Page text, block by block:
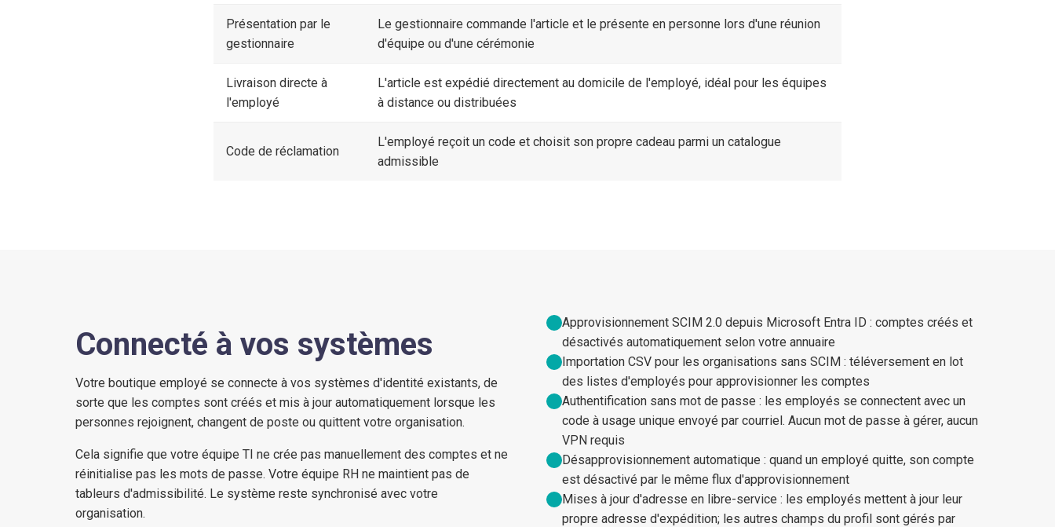
Présentation par le
gestionnaire
Le gestionnaire commande l'article et le présente en personne lors d'une réunion
d'équipe ou d'une cérémonie
Livraison directe à
l'employé
L'article est expédié directement au domicile de l'employé, idéal pour les équipes
à distance ou distribuées
Code de réclamation
L'employé reçoit un code et choisit son propre cadeau parmi un catalogue
admissible
Connecté à vos systèmes
Votre boutique employé se connecte à vos systèmes d'identité existants, de
sorte que les comptes sont créés et mis à jour automatiquement lorsque les
personnes rejoignent, changent de poste ou quittent votre organisation.
Cela signifie que votre équipe TI ne crée pas manuellement des comptes et ne
réinitialise pas les mots de passe. Votre équipe RH ne maintient pas de
tableurs d'admissibilité. Le système reste synchronisé avec votre
organisation.
Approvisionnement SCIM 2.0 depuis Microsoft Entra ID : comptes créés et
désactivés automatiquement selon votre annuaire
Importation CSV pour les organisations sans SCIM : téléversement en lot
des listes d'employés pour approvisionner les comptes
Authentification sans mot de passe : les employés se connectent avec un
code à usage unique envoyé par courriel. Aucun mot de passe à gérer, aucun
VPN requis
Désapprovisionnement automatique : quand un employé quitte, son compte
est désactivé par le même flux d'approvisionnement
Mises à jour d'adresse en libre-service : les employés mettent à jour leur
propre adresse d'expédition; les autres champs du profil sont gérés par